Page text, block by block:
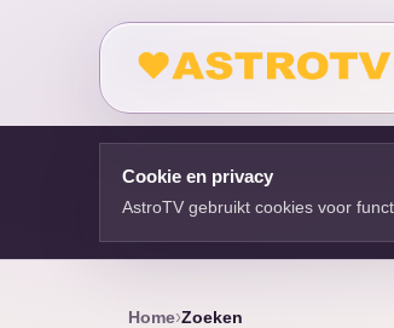
Cookie en privacy
AstroTV gebruikt cookies voor
Home Zoeken